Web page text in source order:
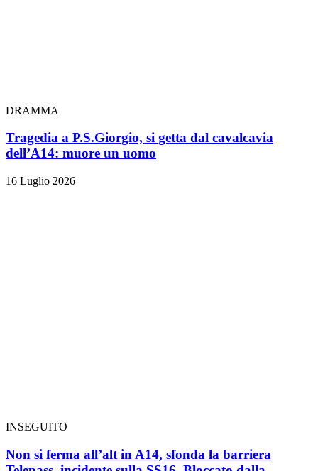
DRAMMA
Tragedia a P.S.Giorgio, si getta dal cavalcavia
dell’A14: muore un uomo
16 Luglio 2026
INSEGUITO
Non si ferma all’alt in A14, sfonda la barriera